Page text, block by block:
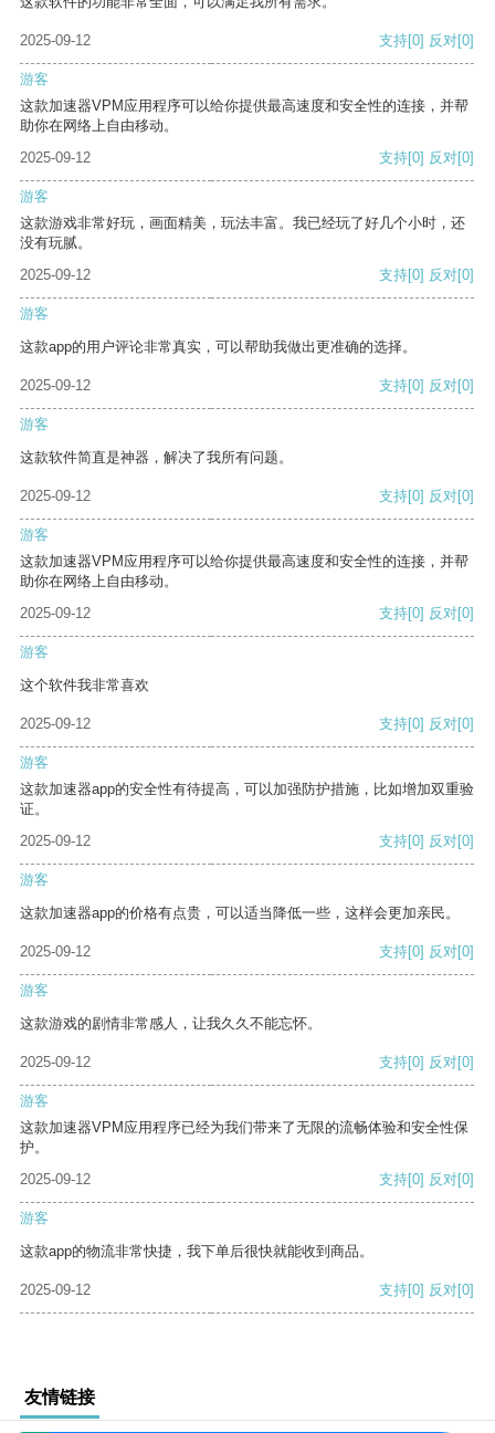
2025-09-12 支持[0] 反对[0]
游客
这款加速器VPM应用程序可以给你提供最高速度和安全性的连接，并帮
助你在网络上自由移动。
2025-09-12
支持[0] 反对[0]
游客
这款游戏非常好玩，画面精美，玩法丰富。我已经玩了好几个小时，还
没有玩腻。
2025-09-12
支持[0] 反对[0]
游客
这款app的用户评论非常真实，可以帮助我做出更准确的选择。
2025-09-12 支持[0] 反对[0]
游客
这款软件简直是神器，解决了我所有问题。
2025-09-12 支持[0] 反对[0]
游客
这款加速器VPM应用程序可以给你提供最高速度和安全性的连接，并帮
助你在网络上自由移动。
2025-09-12
支持[0] 反对[0]
游客
这个软件我非常喜欢
2025-09-12 支持[0] 反对[0]
游客
这款加速器app的安全性有待提高，可以加强防护措施，比如增加双重验
证。
2025-09-12
支持[0] 反对[0]
游客
这款加速器app的价格有点贵，可以适当降低一些，这样会更加亲民。
2025-09-12 支持[0] 反对[0]
游客
这款游戏的剧情非常感人，让我久久不能忘怀。
2025-09-12 支持[0] 反对[0]
游客
这款加速器VPM应用程序已经为我们带来了无限的流畅体验和安全性保
护。
2025-09-12
支持[0] 反对[0]
游客
这款app的物流非常快捷，我下单后很快就能收到商品。
2025-09-12 支持[0] 反对[0]
友情链接